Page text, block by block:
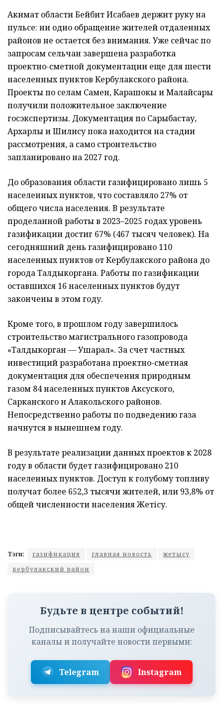
Акимат области Бейбит Исабаев держит руку на
пульсе: ни одно обращение жителей отдаленных
районов не остается без внимания. Уже сейчас по
запросам сельчан завершена разработка
проектно-сметной документации еще для шести
населенных пунктов Кербулакского района.
Проекты по селам Самен, Карашокы и Малайсары
получили положительное заключение
госэкспертизы. Документация по Сарыбастау,
Архарлы и Шилису пока находится на стадии
рассмотрения, а само строительство
запланировано на 2027 год.
До образования области газифицировано лишь 5
населенных пунктов, что составляло 27% от
общего числа населения. В результате
проделанной работы в 2023–2025 годах уровень
газификации достиг 67% (467 тысяч человек). На
сегодняшний день газифицировано 110
населенных пунктов от Кербулакского района до
города Талдыкоргана. Работы по газификации
оставшихся 16 населенных пунктов будут
закончены в этом году.
Кроме того, в прошлом году завершилось
строительство магистрального газопровода
«Талдыкорган — Ушарал». За счет частных
инвестиций разработана проектно-сметная
документация для обеспечения природным
газом 84 населенных пунктов Аксуского,
Сарканского и Алакольского районов.
Непосредственно работы по подведению газа
начнутся в нынешнем году.
В результате реализации данных проектов к 2028
году в области будет газифицировано 210
населенных пунктов. Доступ к голубому топливу
получат более 652,3 тысячи жителей, или 93,8% от
общей численности населения Жетісу.
Тэги: газификация главная новость
жетысу
кербулакский район
Будьте в центре событий!
Подписывайтесь на наши официальные
каналы и получайте новости первыми:
Telegram Instagram